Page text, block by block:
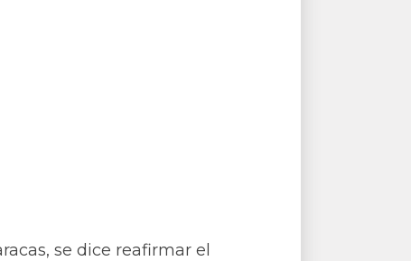
se dice reafirmar el